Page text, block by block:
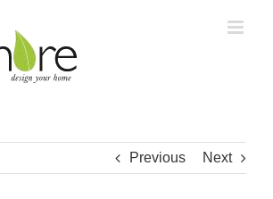
Previous Next